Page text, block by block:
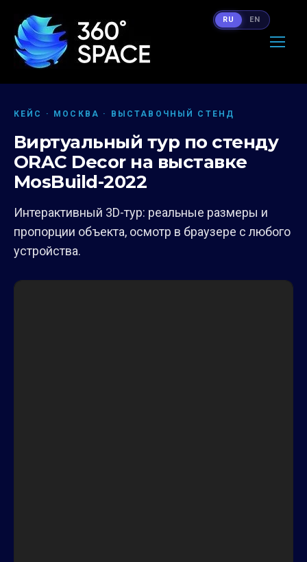
КЕЙС · МОСКВА · ВЫСТАВОЧНЫЙ СТЕНД
Виртуальный тур по стенду
ORAC Decor на выставке
MosBuild-2022
Интерактивный 3D-тур: реальные размеры и
пропорции объекта, осмотр в браузере с любого
устройства.
RU EN